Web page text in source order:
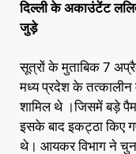
दिल्ली के अकाउंटेंट
जुड़े
सूत्रों के मुताबिक 7
मध्य प्रदेश के
शामिल थे ।जिसमें बड़े
इसके बाद इकट्ठा किए
थे। आयकर विभाग ने